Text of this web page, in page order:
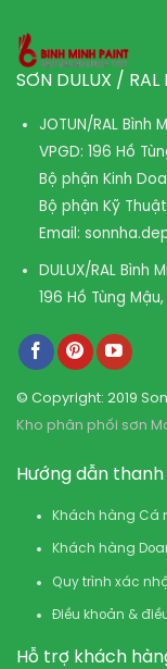
SƠN DULUX / RAL
JOTUN/RAL Bình
VPGD: 196 Hồ
Bộ phận Kinh
Bộ phận Kỹ
Email:
DULUX/RAL Bình
196 Hồ Tùng
© Copyright: 2019
Kho phân phối sơn
Hướng dẫn
Khách hàng Cá
Khách hàng
Quy trình xác
Điều khoản &
Hỗ trợ khách